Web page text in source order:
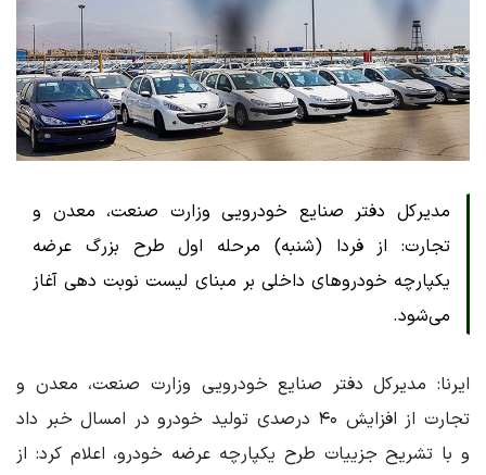
مدیرکل دفتر صنایع خودرویی وزارت صنعت، معدن و
تجارت: از فردا (شنبه) مرحله اول طرح بزرگ عرضه
یکپارچه خودروهای داخلی بر مبنای لیست نوبت دهی آغاز
می‌شود.
ایرنا: مدیرکل دفتر صنایع خودرویی وزارت صنعت، معدن و
تجارت از افزایش ۴۰ درصدی تولید خودرو در امسال خبر داد
و با تشریح جزییات طرح یکپارچه عرضه خودرو، اعلام کرد: از